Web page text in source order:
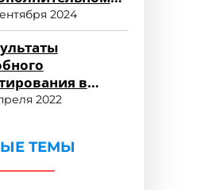
заявлений
2024
в
ЕГЭ по
2022
ТЕМЫ